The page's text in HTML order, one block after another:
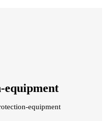
equipment
equipment